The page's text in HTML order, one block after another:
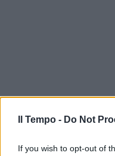
Il Tempo - Do Not
If you wish to opt-out of